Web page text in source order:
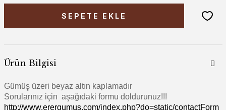
SEPETE EKLE
Ürün Bilgisi
Gümüş üzeri beyaz altın kaplamadır
Sorularınız için aşağıdaki formu doldurunuz!!!
http://www.erergumus.com/index.php?do=static/contactForm